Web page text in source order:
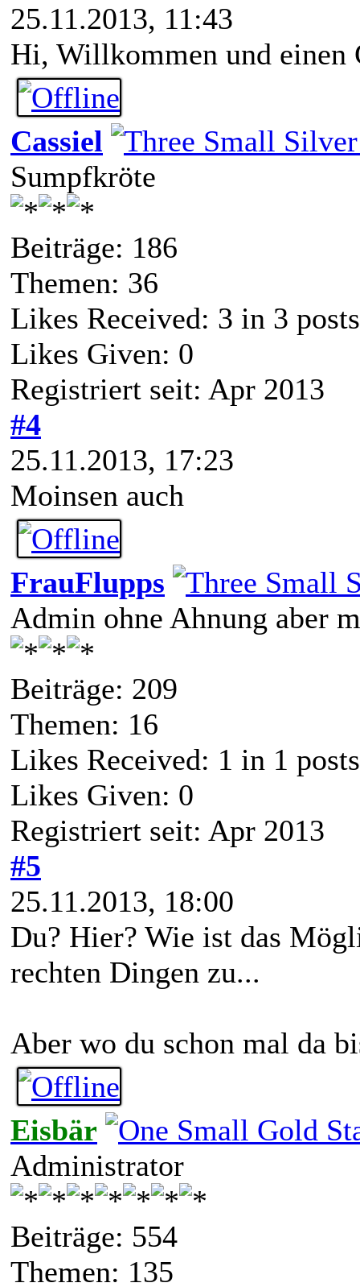
25.11.2013, 11:43
Hi, Willkommen und einen
Cassiel
Sumpfkröte
Beiträge: 186
Themen: 36
Likes Received: 3 in 3 posts
Likes Given: 0
Registriert seit: Apr 2013
#4
25.11.2013, 17:23
Moinsen auch
FrauFlupps
Admin ohne Ahnung aber
Beiträge: 209
Themen: 16
Likes Received: 1 in 1 posts
Likes Given: 0
Registriert seit: Apr 2013
#5
25.11.2013, 18:00
Du? Hier? Wie ist das
rechten Dingen zu...
Aber wo du schon mal da
Eisbär
Administrator
Beiträge: 554
Themen: 135